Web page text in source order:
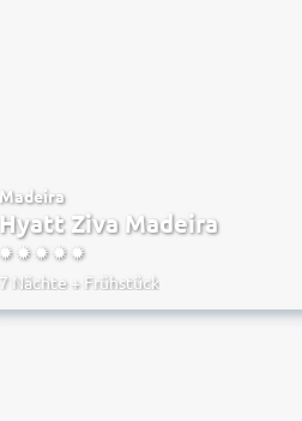
Madeira
Hyatt Ziva Madeira
7 Nächte+ Frühstück